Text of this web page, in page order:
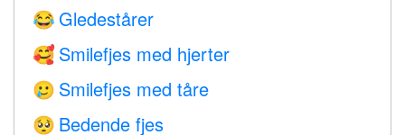
😂 Gledestårer
🥰 Smilefjes med hjerter
🥲 Smilefjes med tåre
🥺 Bedende fjes